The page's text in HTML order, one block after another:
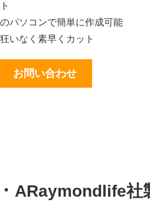
パソコンで簡単に作成可能
いなく素早くカット
お問い合わせ
･ ARaymondlife